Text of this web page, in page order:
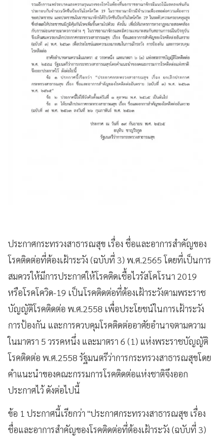
ประกาศกระทรวงสาธารณสุข เรื่อง ชื่อและอาการสำคัญของ
โรคติดต่อที่ต้องเฝ้าระวัง (ฉบับที่ 3) พ.ศ.2565 โดยที่เป็นการ
สมควรให้มีการประกาศให้โรคติดเชื้อไวรัสโคโรนา 2019
หรือโรคโควิด-19 เป็นโรคติดต่อที่ต้องเฝ้าระวังตามพระราช
บัญญัติโรคติดต่อ พ.ศ.2558 เพื่อประโยชน์ในการเฝ้าระวัง
การป้องกัน และการควบคุมโรคติดต่ออาศัยอำนาจตามความ
ในมาตรา 5 วรรคหนึ่ง และมาตรา 6 (1) แห่งพระราชบัญญัติ
โรคติดต่อ พ.ศ.2558 รัฐมนตรีว่าการกระทรวงสาธารณสุขโดย
คำแนะนำของคณะกรรมการโรคติดต่อแห่งชาติจึงออก
ประกาศไว้ ดังต่อไปนี้
ข้อ 1 ประกาศนี้เรียกว่า "ประกาศกระทรวงสาธารณสุข เรื่อง
ชื่อและอาการสำคัญของโรคติดต่อที่ต้องเฝ้าระวัง (ฉบับที่ 3)